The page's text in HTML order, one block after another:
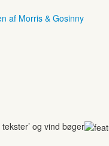
af Morris & Gosinny
og vind bøger